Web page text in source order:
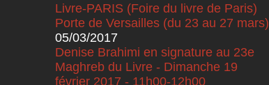
Livre-PARIS (Foire du livre de Paris)
Porte de Versailles (du 23 au 27 mars)
05/03/2017
Denise Brahimi en signature au 23e
Maghreb du Livre - Dimanche 19
février 2017 - 11h00-12h00